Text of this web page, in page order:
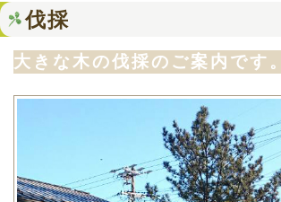
伐採
大きな木の伐採のご案内です。